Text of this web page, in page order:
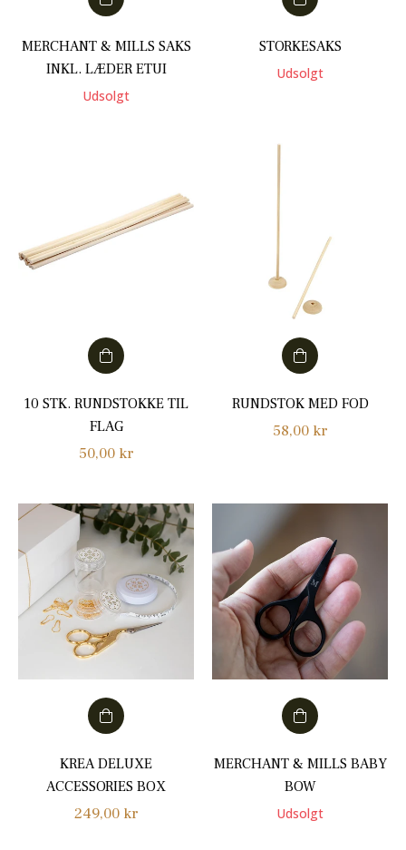
MERCHANT & MILLS SAKS
INKL. LÆDER ETUI
Udsolgt
STORKESAKS
Udsolgt
10 STK. RUNDSTOKKE TIL
FLAG
Normalpris
50,00 kr
RUNDSTOK MED FOD
Normalpris
58,00 kr
KREA DELUXE
ACCESSORIES BOX
Normalpris
249,00 kr
MERCHANT & MILLS BABY
BOW
Udsolgt